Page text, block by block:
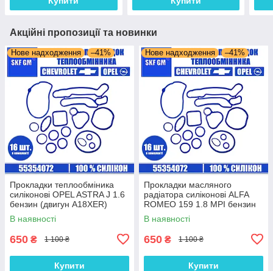
Акційні пропозиції та новинки
Нове надходження –41%
Прокладки теплообміника
силіконові OPEL ASTRA J 1.6
бензин (двигун A18XER)
комплект 16 шт.
В наявності
650 ₴ 1 100 ₴
Купити
Нове надходження –41%
Прокладки масляного
радіатора силіконові ALFA
ROMEO 159 1.8 MPI бензин
(двигун 939A4.000) комплект
16 шт.
В наявності
650 ₴ 1 100 ₴
Купити